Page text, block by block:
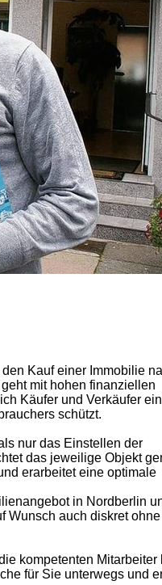
Kauf einer Immobilie
mit hohen finanziellen
Käufer und Verkäufer
schützt.
nur das Einstellen der
das jeweilige Objekt
erarbeitet eine optimale
in Nordberlin
Wunsch auch diskret ohne
kompetenten Mitarbeiter
für Sie unterwegs und